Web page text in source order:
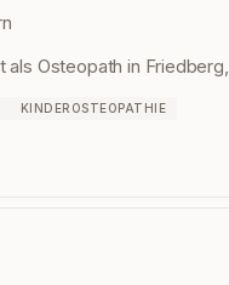
als Osteopath in
KINDEROSTEOPATHIE